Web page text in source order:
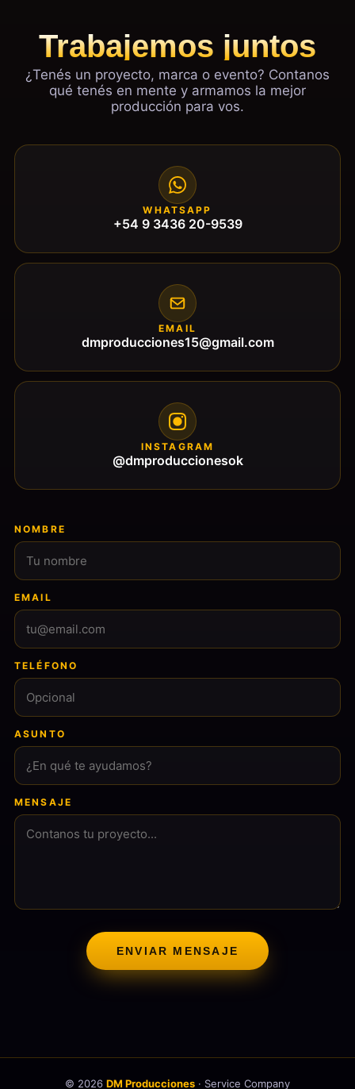
Trabajemos juntos
¿Tenés un proyecto, marca o evento? Contanos
qué tenés en mente y armamos la mejor
producción para vos.
WHATSAPP
+54 9 3436 20-9539
EMAIL
dmproducciones15@gmail.com
INSTAGRAM
@dmproduccionesok
NOMBRE
EMAIL
TELÉFONO
ASUNTO
MENSAJE
ENVIAR MENSAJE
© 2026 DM Producciones · Service Company